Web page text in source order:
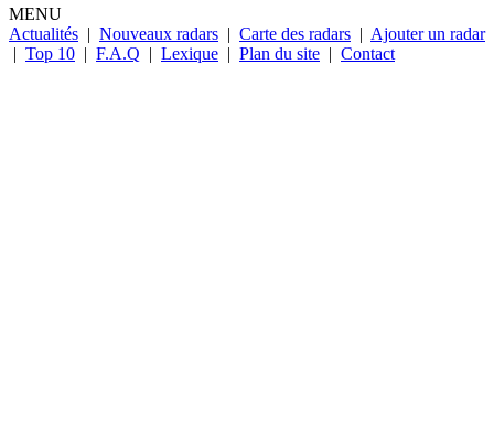
MENU
Actualités | Nouveaux radars | Carte des radars | Ajouter un radar
| Top 10 | F.A.Q | Lexique | Plan du site | Contact